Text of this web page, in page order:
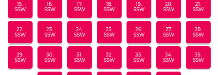
15.
SSW
16.
SSW
17.
SSW
18.
SSW
19.
SSW
20.
SSW
21.
SSW
22.
SSW
23.
SSW
24.
SSW
25.
SSW
26.
SSW
27.
SSW
28.
SSW
29.
SSW
30.
SSW
31.
SSW
32.
SSW
33.
SSW
34.
SSW
35.
SSW